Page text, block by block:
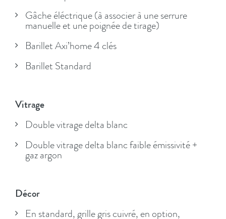
Gâche éléctrique (à associer à une serrure
manuelle et une poignée de tirage)
Barillet Axi’home 4 clés
Barillet Standard
Vitrage
Double vitrage delta blanc
Double vitrage delta blanc faible émissivité +
gaz argon
Décor
En standard, grille gris cuivré, en option,